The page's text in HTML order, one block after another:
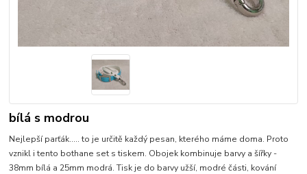
bílá s modrou
Nejlepší parťák..... to je určitě každý pesan, kterého máme doma. Proto
vznikl i tento bothane set s tiskem. Obojek kombinuje barvy a šířky -
38mm bílá a 25mm modrá. Tisk je do barvy užší, modré části, kování